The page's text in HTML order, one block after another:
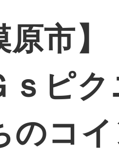
原市
ｓピ
のコ
ポットに
に導入を